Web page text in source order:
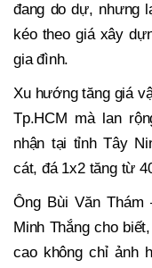
đang do dự, nhưng
kéo theo giá xây
gia đình.
Xu hướng tăng giá
Tp.HCM mà lan
nhận tại tỉnh Tây
cát, đá 1x2 tăng từ
Ông Bùi Văn
Minh Thắng cho
cao không chỉ ảnh